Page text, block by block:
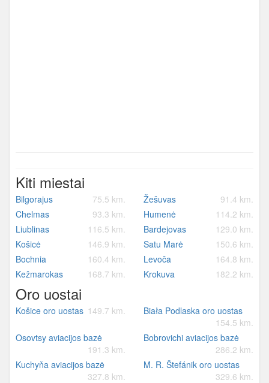
Kiti miestai
Bilgorajus 75.5 km. Žešuvas
91.4 km.
Chelmas
93.3 km. Humenė
114.2 km.
Liublinas
116.5 km. Bardejovas
129.0 km.
Košicė
146.9 km. Satu Marė
150.6 km.
Bochnia
160.4 km. Levoča
164.8 km.
Kežmarokas
168.7 km. Krokuva 182.2 km.
Oro uostai
Košice oro uostas 149.7 km.
Biała Podlaska oro uostas
154.5 km.
Osovtsy aviacijos bazė
191.3 km.
Bobrovichi aviacijos bazė
286.2 km.
Kuchyňa aviacijos bazė
327.8 km.
M. R. Štefánik oro uostas
329.6 km.